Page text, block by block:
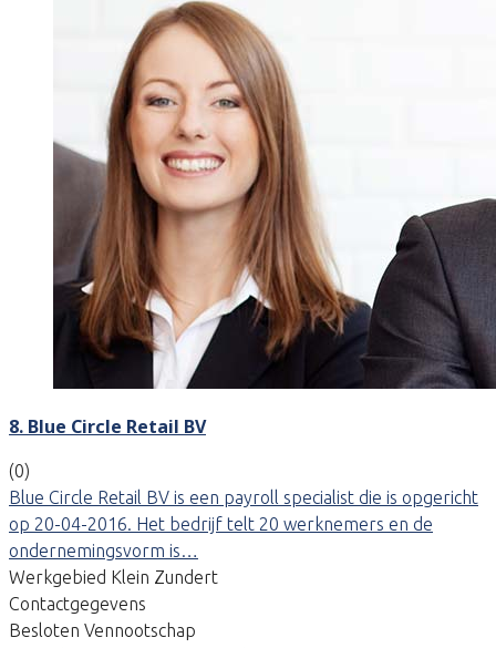
8. Blue Circle Retail BV
(0)
Blue Circle Retail BV is een payroll specialist die is opgericht
op 20-04-2016. Het bedrijf telt 20 werknemers en de
ondernemingsvorm is…
Werkgebied Klein Zundert
Contactgegevens
Besloten Vennootschap